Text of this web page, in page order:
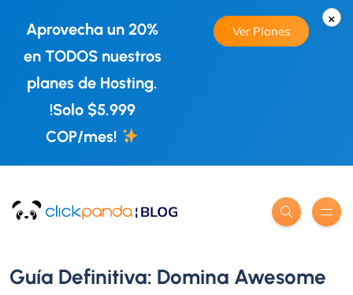
×
Aprovecha un 20%
en TODOS nuestros
planes de Hosting.
!Solo $5.999
COP/mes!
Ver Planes
Guía Definitiva: Domina Awesome